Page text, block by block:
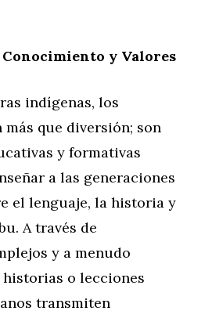
y Valores
indígenas, los
que diversión; son
y formativas
a las generaciones
el lenguaje, la historia y
A través de
y a menudo
historias o lecciones
transmiten